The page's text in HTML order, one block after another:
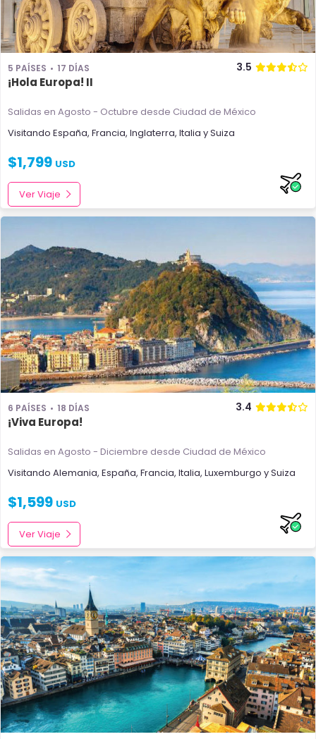
5 PAÍSES 17 DÍAS 3.5
¡Hola Europa! II
Salidas en Agosto - Octubre desde Ciudad de México
Visitando España, Francia, Inglaterra, Italia ySuiza
$1,799 USD
Ver Viaje
6 PAÍSES 18 DÍAS 3.4
¡Viva Europa!
Salidas en Agosto - Diciembre desde Ciudad de México
Visitando Alemania, España, Francia, Italia, Luxemburgo ySuiza
$1,599 USD
Ver Viaje